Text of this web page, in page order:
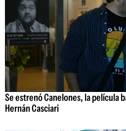
Se estrenó Canelones, la película
Hernán Casciari